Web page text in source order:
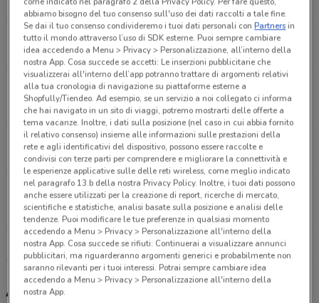
S.S. 87 Marcianise
8 km
APERTO
Piazza Garibaldi, 1 Napoli
25.3 km
APERTO
Piazza Garibaldi 1 Napoli
25.6 km
Via Masullo 76 Napoli
26.3 km
Tutti i negozi Flying Tiger
Altri volantini nelle vicinanze
abbiamo bisogno del tuo consenso sull'uso dei dati raccolti a tale fine.
Se dai il tuo consenso condivideremo i tuoi dati personali conPartnersin
tutto il mondo attraverso l’uso di SDK esterne. Puoi sempre cambiare
idea accedendo a Menu > Privacy > Personalizzazione, all’interno della
nostra App. Cosa succede se accetti: Le inserzioni pubblicitarie che
visualizzerai all'interno dell’app potranno trattare di argomenti relativi
alla tua cronologia di navigazione su piattaforme esterne a
Shopfully/Tiendeo. Ad esempio, se un servizio a noi collegato ci informa
che hai navigato in un sito di viaggi, potremo mostrarti delle offerte a
tema vacanze. Inoltre, i dati sulla posizione (nel caso in cui abbia fornito
il relativo consenso) insieme alle informazioni sulle prestazioni della
rete e agli identificativi del dispositivo, possono essere raccolte e
condivisi con terze parti per comprendere e migliorare la connettività e
le esperienze applicative sulle delle reti wireless, come meglio indicato
nel paragrafo 13.b della nostra Privacy Policy. Inoltre, i tuoi dati possono
anche essere utilizzati per la creazione di report, ricerche di mercato,
scientifiche e statistiche, analisi basate sulla posizione e analisi delle
tendenze. Puoi modificare le tue preferenze in qualsiasi momento
accedendo a Menu > Privacy > Personalizzazione all'interno della
nostra App. Cosa succede se rifiuti: Continuerai a visualizzare annunci
pubblicitari, ma riguarderanno argomenti generici e probabilmente non
saranno rilevanti per i tuoi interessi. Potrai sempre cambiare idea
accedendo a Menu > Privacy > Personalizzazione all'interno della
nostra App.